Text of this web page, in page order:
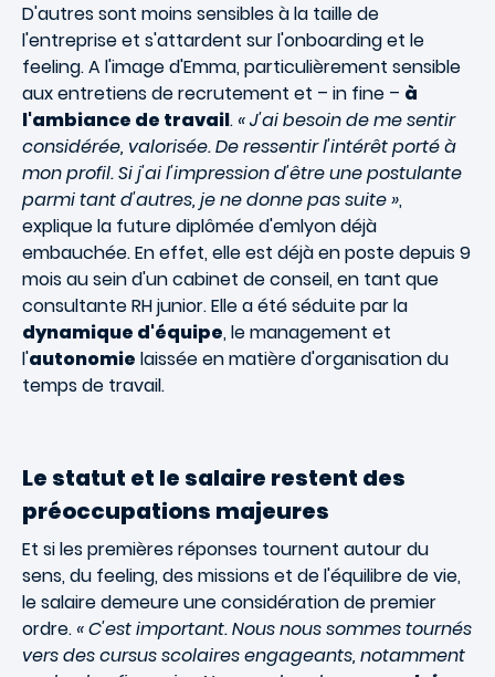
D'autres sont moins sensibles à la taille de
l'entreprise et s'attardent sur l'onboarding et le
feeling. A l'image d'Emma, particulièrement sensible
aux entretiens de recrutement et – in fine – à
l'ambiance de travail.« J'ai besoin de me sentir
considérée, valorisée. De ressentir l'intérêt porté à
mon profil. Si j'ai l'impression d'être une postulante
parmi tant d'autres, je ne donne pas suite »,
explique la future diplômée d'emlyon déjà
embauchée. En effet, elle est déjà en poste depuis 9
mois au sein d'un cabinet de conseil, en tant que
consultante RH junior. Elle a été séduite par la
dynamique d'équipe, le management et
l'autonomie laissée en matière d'organisation du
temps de travail.
Le statut et le salaire restent des
préoccupations majeures
Et si les premières réponses tournent autour du
sens, du feeling, des missions et de l'équilibre de vie,
le salaire demeure une considération de premier
ordre.« C'est important. Nous nous sommes tournés
vers des cursus scolaires engageants, notamment